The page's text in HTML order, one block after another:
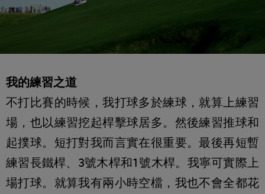
我的練習之道
不打比賽的時候，我打球多於練球，就算上練習
場，也以練習挖起桿擊球居多。然後練習推球和
起撲球。短打對我而言實在很重要。最後再短暫
練習長鐵桿、3號木桿和1號木桿。我寧可實際上
場打球。就算我有兩小時空檔，我也不會全都花